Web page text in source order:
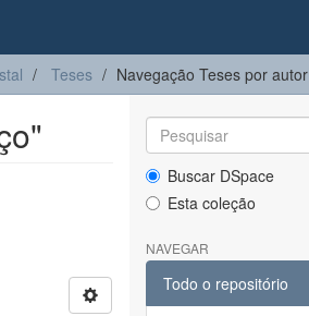
Teses Navegação Teses por autor
Buscar DSpace
Esta coleção
NAVEGAR
Todo o repositório